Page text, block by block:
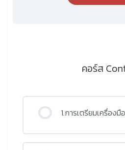
คอร์ส
1.การเตรียมเครื่อง